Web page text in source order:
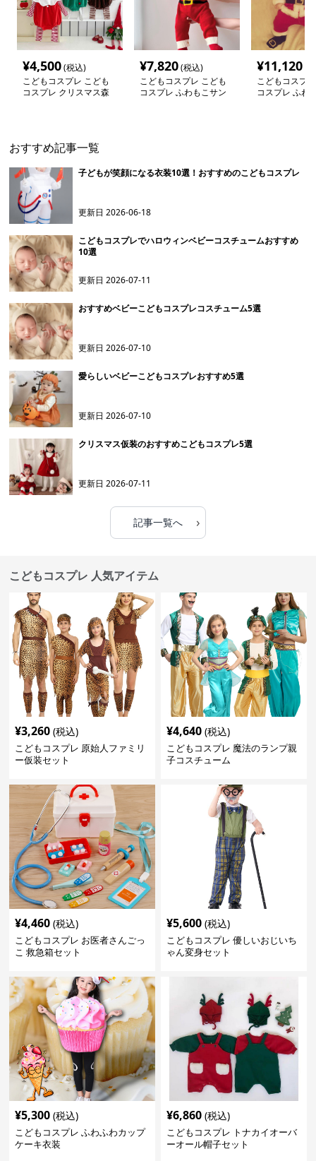
¥4,500(税込)
こどもコスプレ こども
コスプレ クリスマス森
¥7,820(税込)
こどもコスプレ こども
コスプレ ふわもこサン
¥11,120
こどもコスプ
コスプレ ふわ
おすすめ記事一覧
子どもが笑顔になる衣装10選！おすすめのこどもコスプレ
更新日2026-06-18
こどもコスプレでハロウィンベビーコスチュームおすすめ
10選
更新日2026-07-11
おすすめベビーこどもコスプレコスチューム5選
更新日2026-07-10
愛らしいベビーこどもコスプレおすすめ5選
更新日2026-07-10
クリスマス仮装のおすすめこどもコスプレ5選
更新日2026-07-11
記事一覧へ ›
こどもコスプレ 人気アイテム
¥3,260 (税込)
こどもコスプレ 原始人ファミリ
ー仮装セット
¥4,640 (税込)
こどもコスプレ 魔法のランプ親
子コスチューム
¥4,460 (税込)
こどもコスプレ お医者さんごっ
こ 救急箱セット
¥5,600 (税込)
こどもコスプレ 優しいおじいち
ゃん変身セット
¥5,300 (税込)
こどもコスプレ ふわふわカップ
ケーキ衣装
¥6,860 (税込)
こどもコスプレ トナカイオーバ
ーオール帽子セット